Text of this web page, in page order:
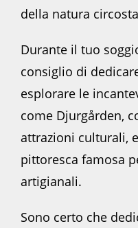
della natura
Durante il tuo
consiglio di
esplorare le
come Djurgården,
attrazioni culturali,
pittoresca famosa
artigianali.
Sono certo che